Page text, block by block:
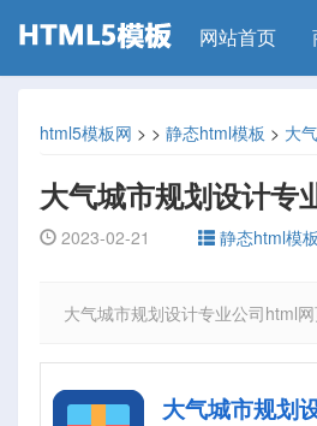
网站首页
html5模板网 > > 静态html模板 > 大
大气城市规划设计专
2023-02-21 静态html模板
大气城市规划设计专业公司html
大气城市规划